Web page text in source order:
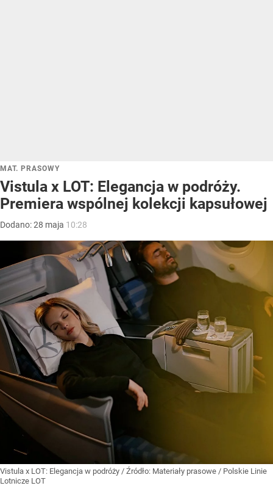
MAT. PRASOWY
Vistula x LOT: Elegancja w podróży.
Premiera wspólnej kolekcji kapsułowej
Dodano:28 maja 10:28
Vistula x LOT: Elegancja w podróży / Źródło: Materiały prasowe / Polskie Linie
Lotnicze LOT